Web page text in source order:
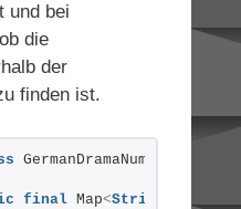
und bei
die
der
finden ist.
GermanDramaNumbers
final Map<String